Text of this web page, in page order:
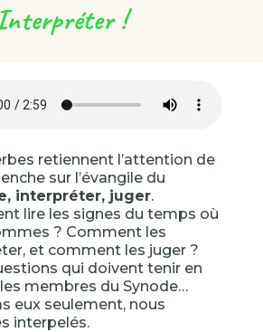
!
retiennent l’attention de
sur l’évangile du
interpréter, juger.
lire les signes du temps où
? Comment les
et comment les juger ?
qui doivent tenir en
membres du Synode…
eux seulement, nous
interpelés.